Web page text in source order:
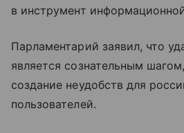
в инструмент
Парламентарий заявил, что
является сознательным
создание неудобств для
пользователей.